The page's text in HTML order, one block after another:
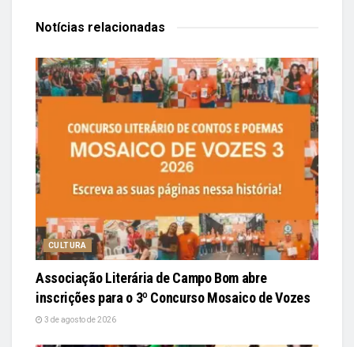
Notícias relacionadas
CULTURA
Associação Literária de Campo Bom abre
inscrições para o 3º Concurso Mosaico de Vozes
3 de agosto de 2026